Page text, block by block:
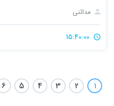
مدائنی
1
2
3
4
5
6